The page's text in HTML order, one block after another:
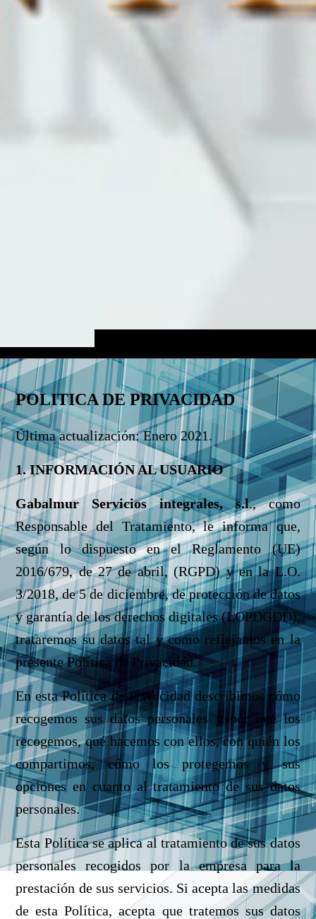
POLITICA DE PRIVACIDAD
Última actualización: Enero 2021.
1. INFORMACIÓN AL USUARIO
Gabalmur Servicios integrales, s.l., como
Responsable del Tratamiento, le informa que,
según lo dispuesto en el Reglamento (UE)
2016/679, de 27 de abril, (RGPD) y en la L.O.
3/2018, de 5 de diciembre, de protección de datos
y garantía de los derechos digitales (LOPDGDD),
trataremos su datos tal y como reflejamos en la
presente Política de Privacidad.
En esta Política de Privacidad describimos cómo
recogemos sus datos personales y por qué los
recogemos, qué hacemos con ellos, con quién los
compartimos, cómo los protegemos y sus
opciones en cuanto al tratamiento de sus datos
personales.
Esta Política se aplica al tratamiento de sus datos
personales recogidos por la empresa para la
prestación de sus servicios. Si acepta las medidas
de esta Política, acepta que tratemos sus datos